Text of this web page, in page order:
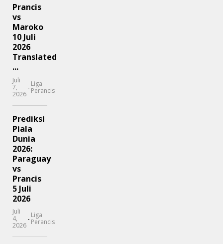
Prancis
vs
Maroko
10 Juli
2026
Translated
...
Juli
7,
2026
- Liga
Perancis
Prediksi
Piala
Dunia
2026:
Paraguay
vs
Prancis
5 Juli
2026
Juli
4,
2026
- Liga
Perancis